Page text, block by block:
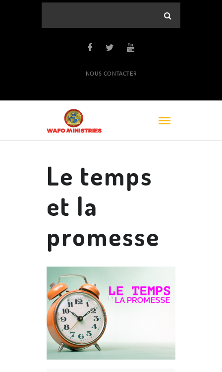
NOUS CONTACTER
Le temps
et la
promesse